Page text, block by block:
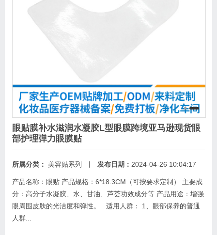
眼贴膜补水滋润水凝胶L型眼膜跨境亚马逊现货眼
部护理弹力眼膜贴
所属分类： 美容贴系列 | 发布日期： 2024-04-26 10:04:17
产品名称：眼贴 产品规格：6*18.3CM（可按要求定制） 主要成
分：高分子水凝胶、水、甘油、芦荟功效成分等 产品用途：增强
眼周围皮肤的光洁度和弹性。 适用人群： 1、眼部保养的普通
人群...